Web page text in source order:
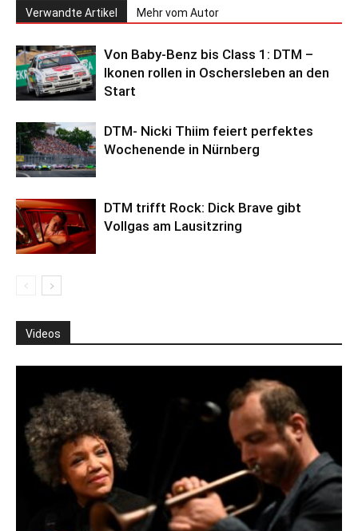
Verwandte Artikel Mehr vom Autor
Von Baby-Benz bis Class 1: DTM –
Ikonen rollen in Oschersleben an den
Start
DTM- Nicki Thiim feiert perfektes
Wochenende in Nürnberg
DTM trifft Rock: Dick Brave gibt
Vollgas am Lausitzring
Videos